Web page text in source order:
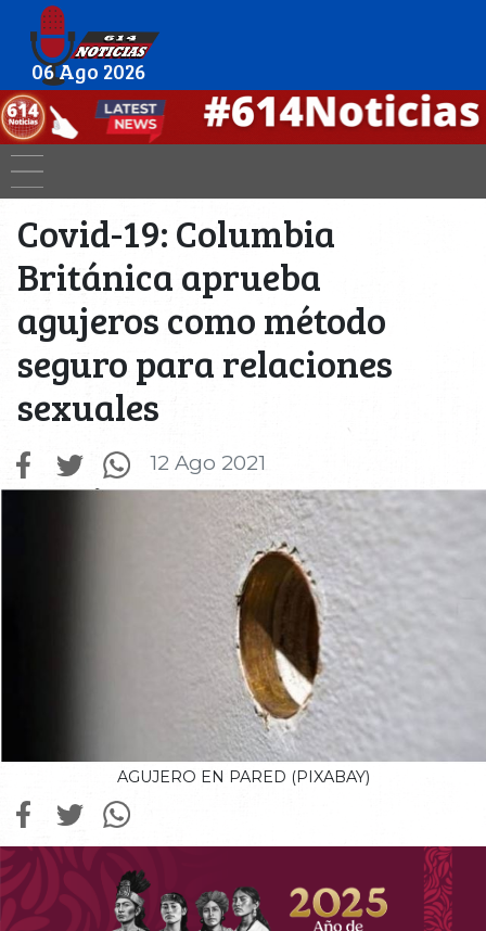
06 Ago 2026
Covid-19: Columbia
Británica aprueba
agujeros como método
seguro para relaciones
sexuales
12 Ago 2021
AGUJERO EN PARED (PIXABAY)